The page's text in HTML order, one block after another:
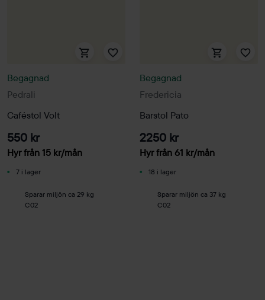
Pedrali
Begagnad
Caféstol Volt
550 kr
Hyr från 15 kr/mån
7 i lager
Sparar miljön ca 29 kg
C02
Fredericia
Begagnad
Barstol Pato
2250 kr
Hyr från 61 kr/mån
18 i lager
Sparar miljön ca 37 kg
C02